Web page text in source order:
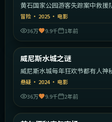
黄石国家公园游客失踪案中救援
密。
冒险 · 2025 · 电影
36万
9.9千 1年前
热门
威尼斯水城之谜
威尼斯水城每年狂欢节都有人神
运河。
悬疑 · 2024· 电影
36万
9.9千 2年前